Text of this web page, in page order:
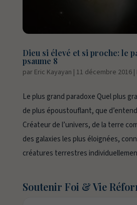
Dieu si élevé et si proche: le
psaume 8
par Eric Kayayan | 11 décembre 2016|
Le plus grand paradoxe Quel plus
de plus époustouflant, que
Créateur de l’univers, de la terre
des galaxies les plus éloignées,
créatures terrestres
Soutenir Foi & Vie